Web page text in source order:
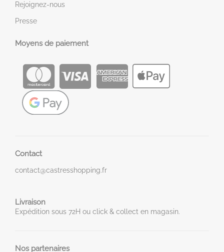
Rejoignez-nous
Presse
Moyens de paiement
Contact
contact@castresshopping.fr
Livraison
Expédition sous 72H ou click & collect en magasin.
Nos partenaires